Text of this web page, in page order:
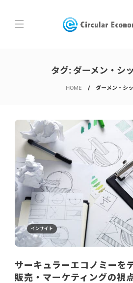
タグ: ダーメン・シ
HOME ダーメン・シ
インサイト
サーキュラーエコノミーを
販売・マーケティングの視